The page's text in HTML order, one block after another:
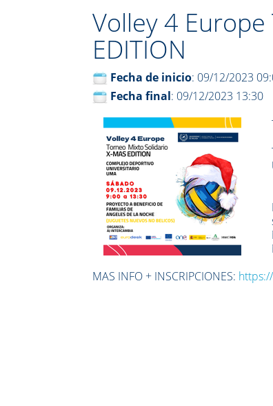
Volley 4
EDITION
Fecha de inicio: 09/12/2023
Fecha final: 09/12/2023 13:30
MAS INFO + INSCRIPCIONES: